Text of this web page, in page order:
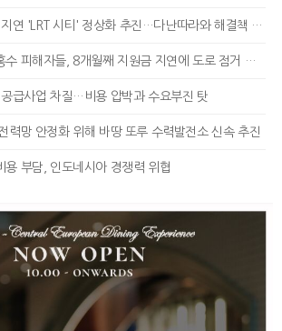
연 'LRT 시티' 정상화 추진…다난따라와 해결책 모색
피해자들, 8개월째 지원금 지연에 도로 점거 시위
급사업 차질…비용 압박과 수요부진 탓
력망 안정화 위해 바땅 또루 수력발전소 신속 추진
용 부담, 인도네시아 경쟁력 위협